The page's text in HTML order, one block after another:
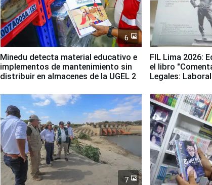
6
Minedu detecta material educativo e
implementos de mantenimiento sin
distribuir en almacenes de la UGEL 2
FIL Lima 2026:
el libro
Legales:
7